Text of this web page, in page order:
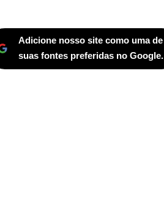
Adicione nosso site como uma de
suas fontes preferidas no Google.